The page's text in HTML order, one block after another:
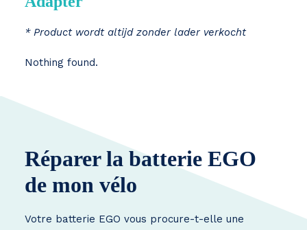
* Product wordt altijd zonder lader verkocht
Nothing found.
Réparer la batterie EGO
de mon vélo
Votre batterie EGO vous procure-t-elle une